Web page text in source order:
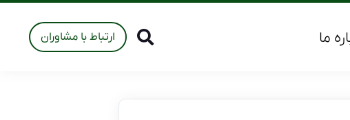
ما ارتباط با مشاوران